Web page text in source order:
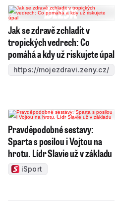
Jak se zdravě zchladit v
tropických vedrech: Co
pomáhá a kdy už riskujete úpal
https://mojezdravi.zeny.cz/
Pravděpodobné sestavy:
Sparta s posilou i Vojtou na
hrotu. Lídr Slavie už v základu
iSport